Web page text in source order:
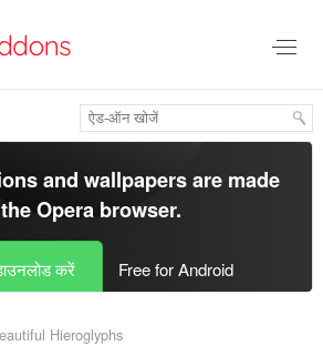
and wallpapers are made
Opera browser.
करें Free for Android
Hieroglyphs‎